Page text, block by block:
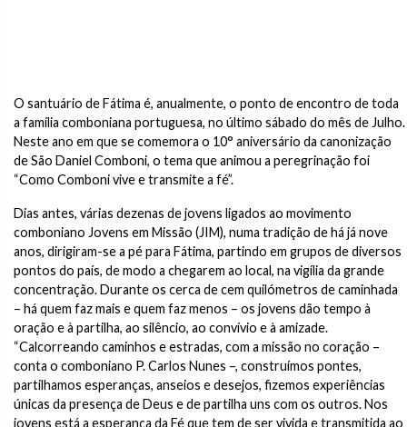
O santuário de Fátima é, anualmente, o ponto de encontro de toda
a família comboniana portuguesa, no último sábado do mês de Julho.
Neste ano em que se comemora o 10° aniversário da canonização
de São Daniel Comboni, o tema que animou a peregrinação foi
“Como Comboni vive e transmite a fé”.
Dias antes, várias dezenas de jovens ligados ao movimento
comboniano Jovens em Missão (JIM), numa tradição de há já nove
anos, dirigiram-se a pé para Fátima, partindo em grupos de diversos
pontos do país, de modo a chegarem ao local, na vigília da grande
concentração. Durante os cerca de cem quilómetros de caminhada
– há quem faz mais e quem faz menos – os jovens dão tempo à
oração e à partilha, ao silêncio, ao convívio e à amizade.
“Calcorreando caminhos e estradas, com a missão no coração –
conta o comboniano P. Carlos Nunes –, construímos pontes,
partilhamos esperanças, anseios e desejos, fizemos experiências
únicas da presença de Deus e de partilha uns com os outros. Nos
jovens está a esperança da Fé que tem de ser vivida e transmitida ao